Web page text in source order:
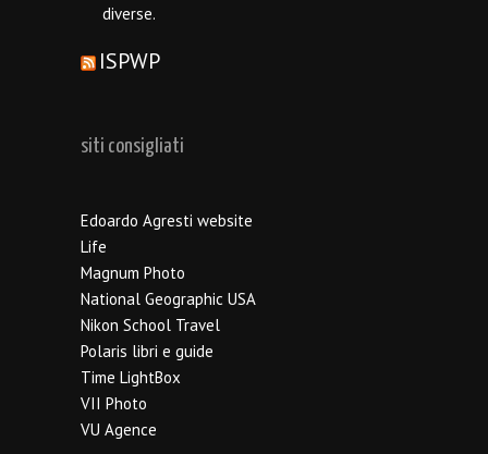
diverse.
ISPWP
siti consigliati
Edoardo Agresti website
Life
Magnum Photo
National Geographic USA
Nikon School Travel
Polaris libri e guide
Time LightBox
VII Photo
VU Agence